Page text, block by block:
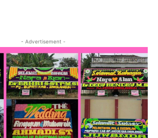
- Advertisement -